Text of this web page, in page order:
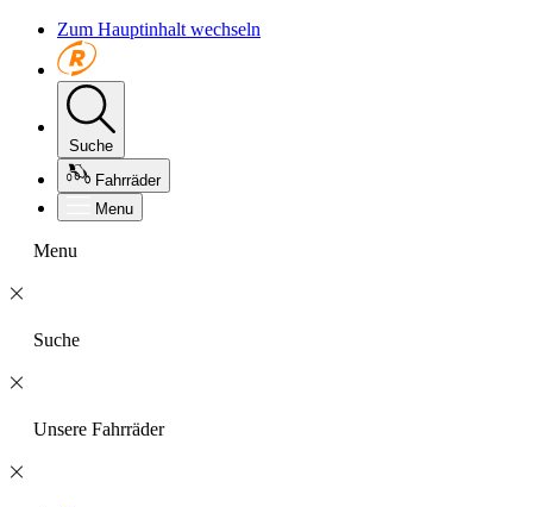
Zum Hauptinhalt wechseln
Suche
Fahrräder
Menu
Menu
Suche
Unsere Fahrräder